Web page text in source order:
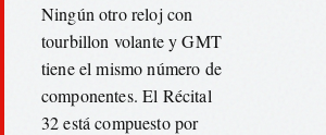
Ningún otro reloj con
tourbillon volante y GMT
tiene el mismo número de
componentes. El Récital
32 está compuesto por